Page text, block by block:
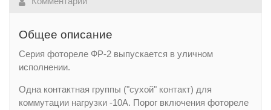
Общее описание
Серия фотореле ФР-2 выпускается в уличном
исполнении.
Одна контактная группы ("сухой" контакт) для
коммутации нагрузки -10А. Порог включения фотореле